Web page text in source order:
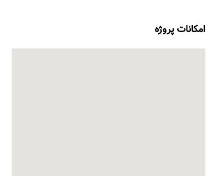
امکانات پروژه